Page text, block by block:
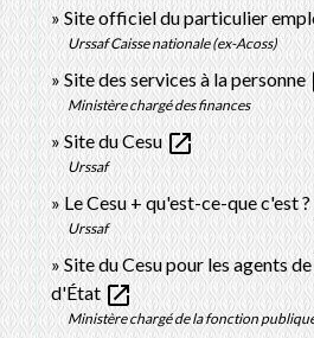
Site officiel du particulier
Urssaf Caisse nationale (ex-Acoss)
Site des services à la personne
Ministère chargé des finances
Site du Cesuopen_in_new
Urssaf
Le Cesu + qu'est-ce-que c'est ?
Urssaf
Site du Cesu pour les agents
d'Étatopen_in_new
Ministère chargé de la fonction